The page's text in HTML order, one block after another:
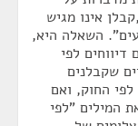
המוצע אומר: ,קבלן אינו מגיש
השאלה היא,
לפי
שקבלנים
החוק, ואם
המילים "לפי